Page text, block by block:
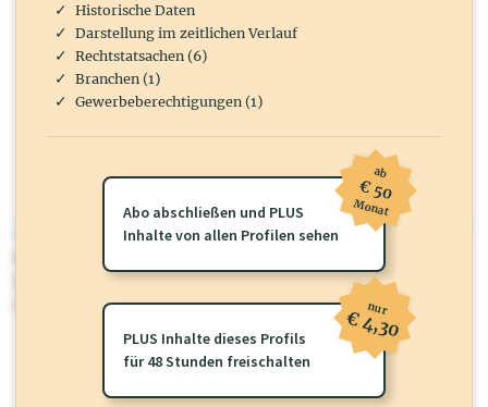
wirtschaft.at PLUS
Sie momentan nicht einsehen können. Schalten Sie dieses Profil frei
oder loggen Sie sich ein um diese Inhalte zu sehen.
Historische Daten
Darstellung im zeitlichen Verlauf
Rechtstatsachen (6)
Branchen (1)
Gewerbeberechtigungen (1)
Abo abschließen und PLUS
Inhalte von allen Profilen sehen
ab
€ 50
Monat
PLUS Inhalte dieses Profils
für 48 Stunden freischalten
nur
€ 4,30